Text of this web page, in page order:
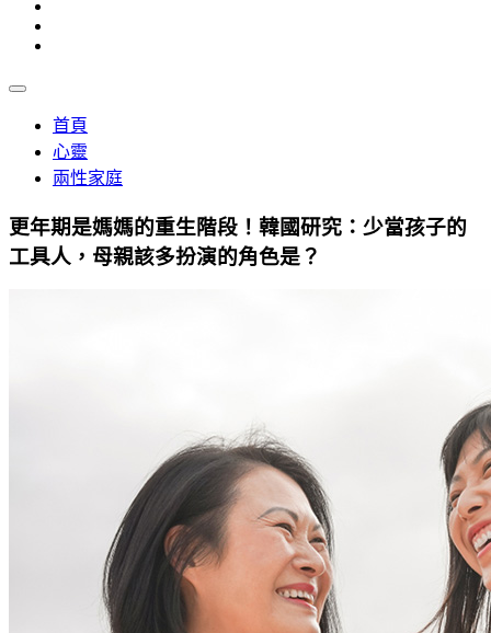
首頁
心靈
兩性家庭
更年期是媽媽的重生階段！韓國研究：少當孩子的
工具人，母親該多扮演的角色是？